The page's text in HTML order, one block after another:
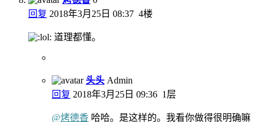
回复 2018年3月25日 08:37 4楼
道理都懂。
头头 Admin
回复 2018年3月25日 09:36 1层
@烤德香 哈哈。是这样的。我看你做得很明确嘛